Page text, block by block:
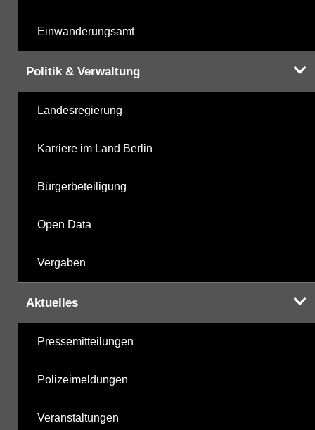
Einwanderungsamt
Politik & Verwaltung
Landesregierung
Karriere im Land Berlin
Bürgerbeteiligung
Open Data
Vergaben
Aktuelles
Pressemitteilungen
Polizeimeldungen
Veranstaltungen